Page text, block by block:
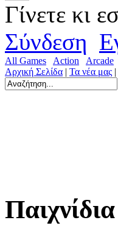
Γίνετε κι
Σύνδεση
All Games Action Arcade
Αρχική Σελίδα | Τα νέα μας |